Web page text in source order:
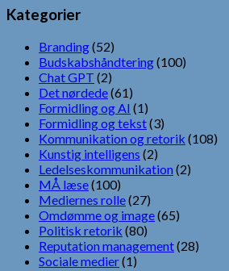
Kategorier
Branding(52)
Budskabshåndtering(100)
Chat GPT (2)
Det nørdede(61)
Formidling og AI (1)
Formidling og tekst(3)
Kommunikation og retorik (108)
Kunstig intelligens (2)
Ledelseskommunikation (2)
MÅ læse(100)
Mediernes rolle(27)
Omdømme og image(65)
Politisk retorik (80)
Reputation management(28)
Sociale medier(1)